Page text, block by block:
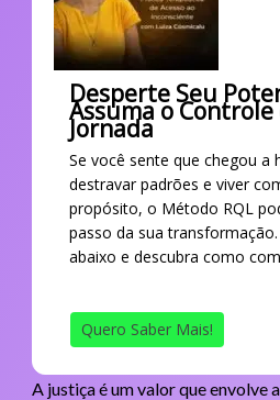
Desperte Seu
Assuma o Controle
Jornada
Se você sente que chegou a
destravar padrões e viver
propósito, o Método RQL
passo da sua
abaixo e descubra como
Quero Saber Mais!
A justiça é um valor que envolve